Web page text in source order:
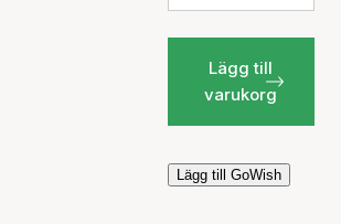
Lägg till
varukorg
Lägg till GoWish